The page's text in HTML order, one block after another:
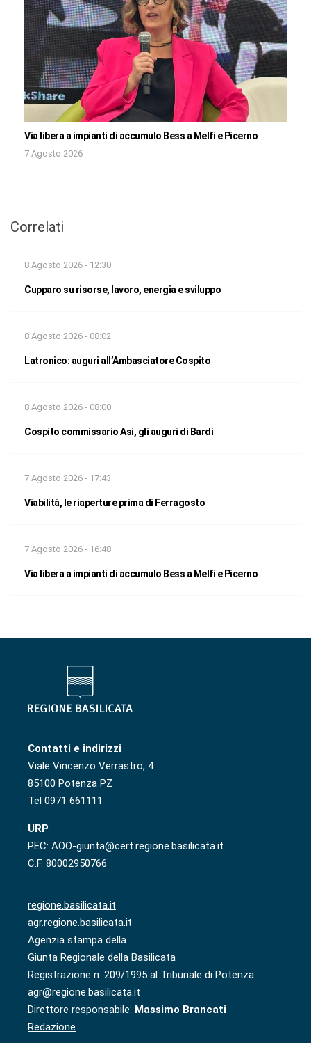
Via libera a impianti di accumulo Bess a Melfi e Picerno
7 Agosto 2026
Correlati
8 Agosto 2026 - 12:30
Cupparo su risorse, lavoro, energia e sviluppo
8 Agosto 2026 - 08:02
Latronico: auguri all’Ambasciatore Cospito
8 Agosto 2026 - 08:00
Cospito commissario Asi, gli auguri di Bardi
7 Agosto 2026 - 17:43
Viabilità, le riaperture prima di Ferragosto
7 Agosto 2026 - 16:48
Via libera a impianti di accumulo Bess a Melfi e Picerno
Contatti e indirizzi
Viale Vincenzo Verrastro, 4
85100 Potenza PZ
Tel 0971 661111
URP
PEC: AOO-giunta@cert.regione.basilicata.it
C.F. 80002950766
regione.basilicata.it
agr.regione.basilicata.it
Agenzia stampa della
Giunta Regionale della Basilicata
Registrazione n. 209/1995 al Tribunale di Potenza
agr@regione.basilicata.it
Direttore responsabile: Massimo Brancati
Redazione